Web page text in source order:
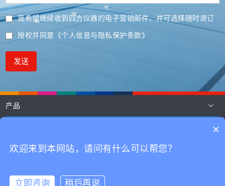
我希望继续收到四方仪器的电子营销邮件，并可选择随时退订
授权并同意 《个人信息与隐私保护条款》
发送
产品
技术
×
欢迎来到本网站，请问有什么可以帮您？
立即咨询 稍后再说